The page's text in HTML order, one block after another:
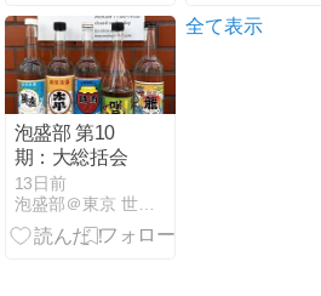
公式HPに載っ
泡盛部 第10
期：大総括会
13日前
泡盛部＠東京 世田谷 升本屋 公式ブログ
全て表示